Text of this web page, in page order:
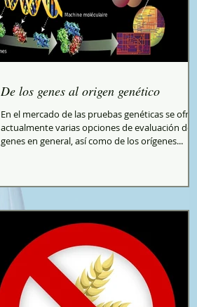
De los genes al origen genético
En el mercado de las pruebas genéticas se ofrece
actualmente varias opciones de evaluación de
genes en general, así como de los orígenes...